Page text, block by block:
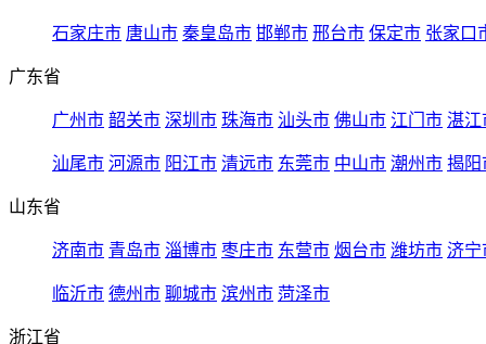
石家庄市 唐山市 秦皇岛市 邯郸市 邢台市 保定市 张家口
广东省
广州市 韶关市 深圳市 珠海市 汕头市 佛山市 江门市 湛江
汕尾市 河源市 阳江市 清远市 东莞市 中山市 潮州市 揭阳
山东省
济南市 青岛市 淄博市 枣庄市 东营市 烟台市 潍坊市 济宁
临沂市 德州市 聊城市 滨州市 菏泽市
浙江省